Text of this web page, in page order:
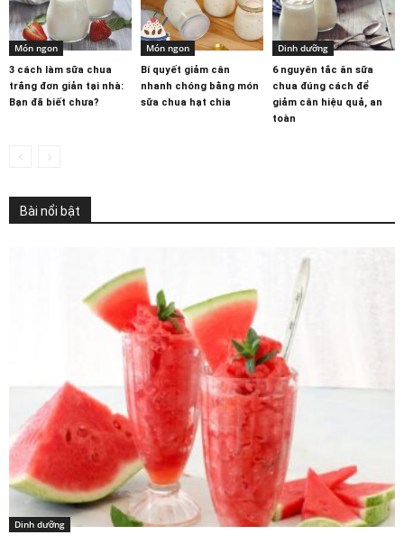
Món ngon
3 cách làm sữa chua
trắng đơn giản tại nhà:
Bạn đã biết chưa?
Món ngon
Bí quyết giảm cân
nhanh chóng bằng món
sữa chua hạt chia
Dinh dưỡng
6 nguyên tắc ăn sữa
chua đúng cách để
giảm cân hiệu quả, an
toàn
Bài nổi bật
Dinh dưỡng